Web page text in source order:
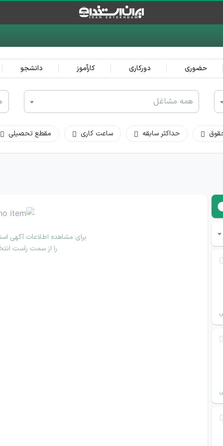
حضوری دورکاری کارآموز دانشجو
همه مشاغل
حداکثر سابقه ساعت کاری مقطع تحصیلی
برای مشاهده اطلاعات آگهی
را از سمت راست